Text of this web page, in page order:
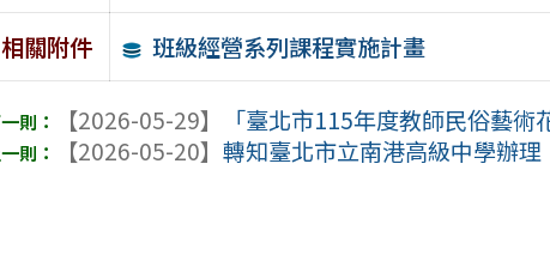
相關附件
班級經營系列課程實施計畫
【2026-05-29】
「臺北市115年度教師民俗藝
【2026-05-20】轉知臺北市立南港高級中學辦